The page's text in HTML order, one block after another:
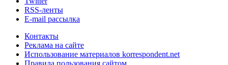
RSS-ленты
E-mail рассылка
Контакты
Реклама на сайте
Использование материалов korrespondent.net
Правила пользования сайтом